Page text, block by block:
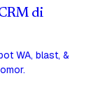
di
WA, blast, &